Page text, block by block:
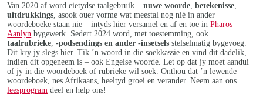
Van 2020 af word eietydse taalgebruik –nuwe woorde ,betekenisse
uitdrukkings , asook ouer vorme wat meestal nog nié in ander
woordeboeke staan nie – intyds hier versamel en af en toe inPharos
Aanlyn bygewerk. Sedert 2024 word, met toestemming, ook
taalrubrieke ,-podsendings en ander -insetsels stelselmatig bygevoeg.
Dit kry jy slegs hier. Tik ’n woord in die soekkassie en vind dit dadelik,
indien dit opgeneem is – ook Engelse woorde. Let op dat jy moet aandui
of jy in die woordeboek of rubrieke wil soek. Onthou dat ’n lewende
woordeboek, nes Afrikaans, heeltyd groei en verander. Neem aan ons
leesprogram deel en help ons!